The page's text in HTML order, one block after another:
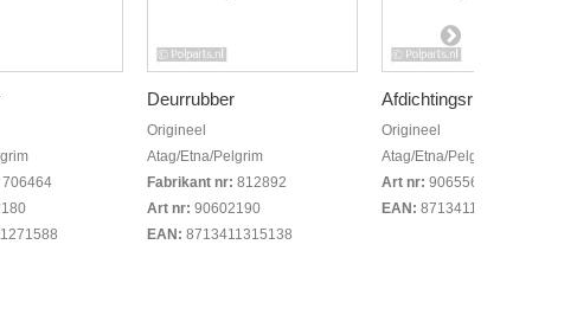
706464
Deurrubber
Origineel
Atag/Etna/Pelgrim
Fabrikant nr: 812892
Art nr: 90602190
EAN: 8713411315138
Afdichtingsrubber
Origineel
Atag/Etna/Pelgrim
Art nr: 90655620
EAN: 8713411327117